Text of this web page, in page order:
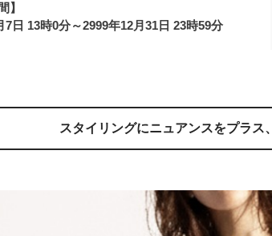
】
7日 13時0分～2999年12月31日 23時59分
スタイリングにニュアンスをプラス、